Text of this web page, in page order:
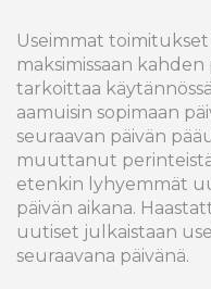
Useimmat
maksimissaan kahden
tarkoittaa
aamuisin sopimaan
seuraavan päivän
muuttanut
etenkin lyhyemmät
päivän aikana.
uutiset julkaistaan
seuraavana päivänä.